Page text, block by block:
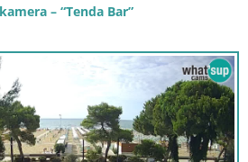
– “Tenda Bar”